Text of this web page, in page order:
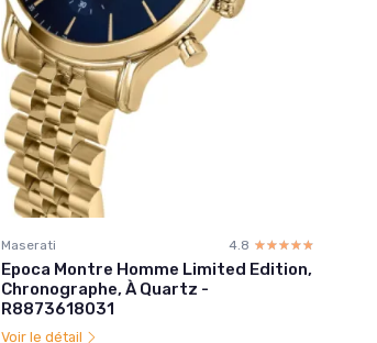
Maserati 4.8 ☆☆☆☆☆
★★★★★
Epoca Montre Homme Limited Edition,
Chronographe, À Quartz -
R8873618031
Voir le détail